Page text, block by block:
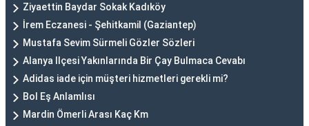
Ziyaettin Baydar Sokak Kadıköy
İrem Eczanesi - Şehitkamil (Gaziantep)
Mustafa Sevim Sürmeli Gözler Sözleri
Alanya Ilçesi Yakınlarında Bir Çay Bulmaca Cevabı
Adidas iade için müşteri hizmetleri gerekli mi?
Bol Eş Anlamlısı
Mardin Ömerli Arası Kaç Km